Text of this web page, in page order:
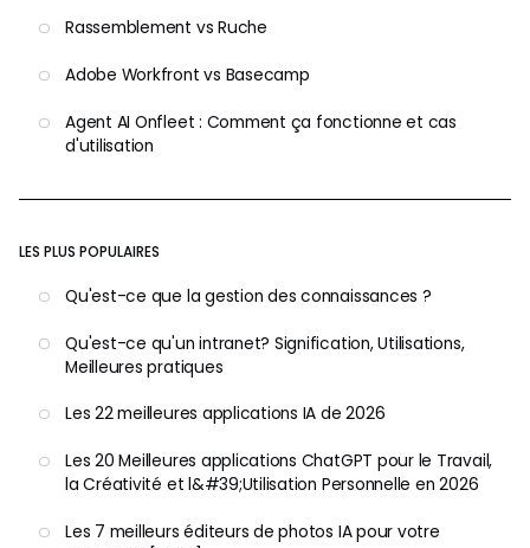
Rassemblement vs Ruche
Adobe Workfront vs Basecamp
Agent AI Onfleet : Comment ça fonctionne et cas
d'utilisation
LES PLUS POPULAIRES
Qu'est-ce que la gestion des connaissances ?
Qu'est-ce qu'un intranet? Signification, Utilisations,
Meilleures pratiques
Les 22 meilleures applications IA de 2026
Les 20 Meilleures applications ChatGPT pour le Travail,
la Créativité et l&#39;Utilisation Personnelle en 2026
Les 7 meilleurs éditeurs de photos IA pour votre